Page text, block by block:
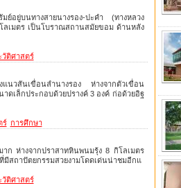
ย์อยู่บนทางสายนางรอง-ปะคำ (ทางหลวง
ลเมตร เป็นโบราณสถานสมัยขอม ด้านหลัง
วัติศาสตร์
นวสันเขื่อนลำนางรอง ห่างจากตัวเขื่อน
ดเล็กประกอบด้วยปรางค์ 3 องค์ ก่อด้วยอิฐ
ร์ การศึกษา
าก ห่างจากปราสาทหินพนมรุ้ง 8 กิโลเมตร
มีสถาปัตยกรรมสวยงามโดดเด่นน่าชมอีกแ
วัติศาสตร์